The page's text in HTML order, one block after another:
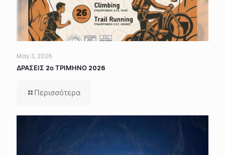
May 3, 2026
ΔΡΑΣΕΙΣ 2ο ΤΡΙΜΗΝΟ 2026
Περισσότερα